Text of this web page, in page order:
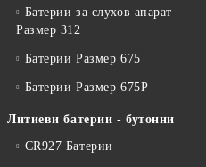
Батерии за слухов апарат
Размер 312
Батерии Размер 675
Батерии Размер 675P
Литиеви батерии - бутонни
CR927 Батерии